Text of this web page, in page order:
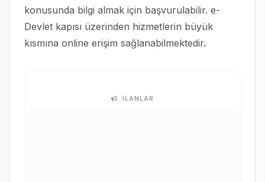
konusunda bilgi almak için başvurulabilir. e-
Devlet kapısı üzerinden hizmetlerin büyük
kısmına online erişim sağlanabilmektedir.
İLANLAR